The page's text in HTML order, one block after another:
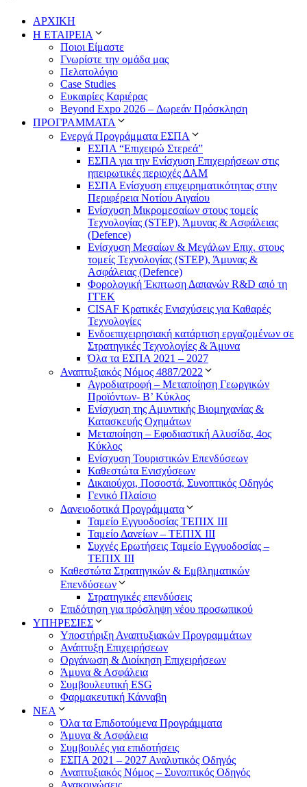
ΑΡΧΙΚΗ
Η ΕΤΑΙΡΕΙΑ
Ποιοι Είμαστε
Γνωρίστε την ομάδα μας
Πελατολόγιο
Case Studies
Ευκαιρίες Καριέρας
Beyond Expo 2026 – Δωρεάν Πρόσκληση
ΠΡΟΓΡΑΜΜΑΤΑ
Ενεργά Προγράμματα ΕΣΠΑ
ΕΣΠΑ “Επιχειρώ Στερεά”
ΕΣΠΑ για την Ενίσχυση Επιχειρήσεων στις
ηπειρωτικές περιοχές ΔΑΜ
ΕΣΠΑ Ενίσχυση επιχειρηματικότητας στην
Περιφέρεια Νοτίου Αιγαίου
Ενίσχυση Μικρομεσαίων στους τομείς
Τεχνολογίας (STEP), Άμυνας & Ασφάλειας
(Defence)
Ενίσχυση Μεσαίων & Μεγάλων Επιχ. στους
τομείς Τεχνολογίας (STEP), Άμυνας &
Ασφάλειας (Defence)
Φορολογική Έκπτωση Δαπανών R&D από τη
ΓΓΕΚ
CISAF Κρατικές Ενισχύσεις για Καθαρές
Τεχνολογίες
Ενδοεπιχειρησιακή κατάρτιση εργαζομένων σε
Στρατηγικές Τεχνολογίες & Άμυνα
Όλα τα ΕΣΠΑ 2021 – 2027
Αναπτυξιακός Νόμος 4887/2022
Αγροδιατροφή – Μεταποίηση Γεωργικών
Προϊόντων- Β’ Κύκλος
Eνίσχυση της Αμυντικής Βιομηχανίας &
Κατασκευής Οχημάτων
Μεταποίηση – Εφοδιαστική Αλυσίδα, 4ος
Κύκλος
Ενίσχυση Τουριστικών Επενδύσεων
Καθεστώτα Ενισχύσεων
Δικαιούχοι, Ποσοστά, Συνοπτικός Οδηγός
Γενικό Πλαίσιο
Δανειοδοτικά Προγράμματα
Ταμείο Εγγυοδοσίας ΤΕΠΙΧ ΙΙΙ
Ταμείο Δανείων – ΤΕΠΙΧ ΙΙΙ
Συχνές Ερωτήσεις Ταμείο Εγγυοδοσίας –
ΤΕΠΙΧ ΙΙΙ
Καθεστώτα Στρατηγικών & Εμβληματικών
Επενδύσεων
Στρατηγικές επενδύσεις
Επιδότηση για πρόσληψη νέου προσωπικού
ΥΠΗΡΕΣΙΕΣ
Υποστήριξη Αναπτυξιακών Προγραμμάτων
Ανάπτυξη Επιχειρήσεων
Οργάνωση & Διοίκηση Επιχειρήσεων
Άμυνα & Ασφάλεια
Συμβουλευτική ESG
Φαρμακευτική Κάνναβη
ΝΕΑ
Όλα τα Επιδοτούμενα Προγράμματα
Άμυνα & Ασφάλεια
Συμβουλές για επιδοτήσεις
ΕΣΠΑ 2021 – 2027 Αναλυτικός Οδηγός
Αναπτυξιακός Νόμος – Συνοπτικός Οδηγός